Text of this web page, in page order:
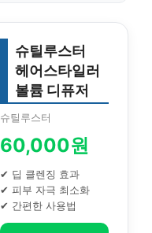
슈틸루스터
헤어스타일러
볼륨 디퓨저
슈틸루스터
60,000원
✔ 딥 클렌징 효과
✔ 피부 자극 최소화
✔ 간편한 사용법